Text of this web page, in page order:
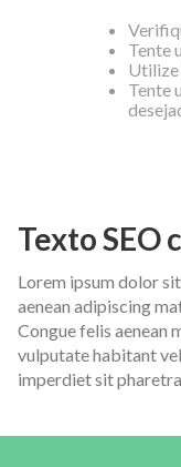
Tente
Utilize
Tente
Texto SEO
Lorem ipsum dolor
aenean adipiscing
Congue felis aenean
vulputate habitant
imperdiet sit